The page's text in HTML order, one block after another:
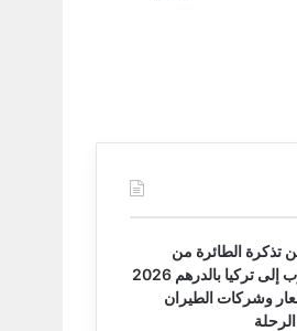
تذكرة الطائرة من
المغرب إلى تركيا بالدرهم 2026
وشركات الطيران